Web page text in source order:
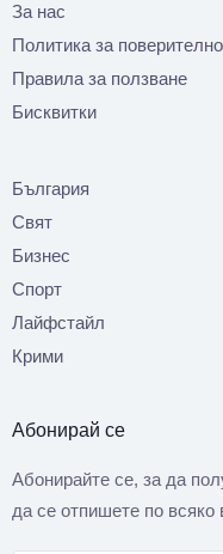
За нас
Политика за
Правила за ползване
Бисквитки
България
Свят
Бизнес
Спорт
Лайфстайл
Крими
Абонирай се
Абонирайте се, за да
да се отпишете по всяко